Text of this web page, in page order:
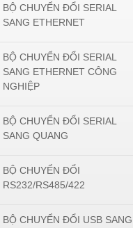
BỘ CHUYỂN ĐỔI SERIAL
SANG ETHERNET
BỘ CHUYỂN ĐỔI SERIAL
SANG ETHERNET CÔNG
NGHIỆP
BỘ CHUYỂN ĐỔI SERIAL
SANG QUANG
BỘ CHUYỂN ĐỔI
RS232/RS485/422
BỘ CHUYỂN ĐỔI USB SANG